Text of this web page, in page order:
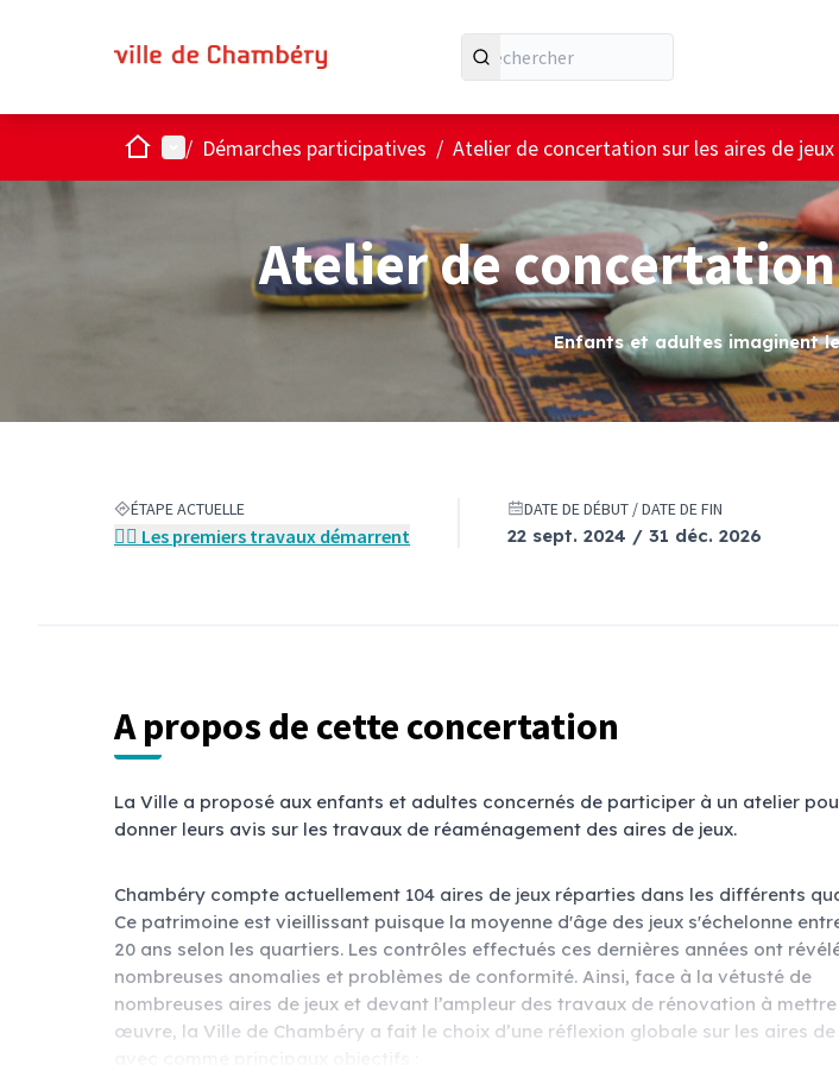
AccueilMenu principal
/ Démarches participatives / Atelier de concertation sur les aires de jeux
Atelier de
Enfants et adultes imaginent
ÉTAPE ACTUELLE
👷‍♀️ Les premiers travaux démarrent
DATE DE DÉBUT / DATE DE FIN
22 sept. 2024 / 31 déc. 2026
A propos de cette concertation
La Ville a proposé aux enfants et adultes concernés de participer à un atelier
donner leurs avis sur les travaux de réaménagement des aires de jeux.
Chambéry compte actuellement 104 aires de jeux réparties dans les différents
Ce patrimoine est vieillissant puisque la moyenne d'âge des jeux s'échelonne
20 ans selon les quartiers. Les contrôles effectués ces dernières années ont
nombreuses anomalies et problèmes de conformité. Ainsi, face à la vétusté de
nombreuses aires de jeux et devant l’ampleur des travaux de rénovation à mettre
œuvre, la Ville de Chambéry a fait le choix d’une réflexion globale sur les aires de